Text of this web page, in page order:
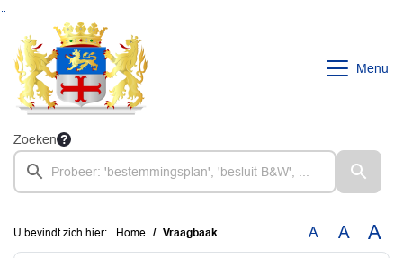
Ga naar de inhoud van deze pagina
Ga naar het zoeken
Ga naar het menu
Menu
Zoeken
U bevindt zich hier: Home Vraagbaak A A A